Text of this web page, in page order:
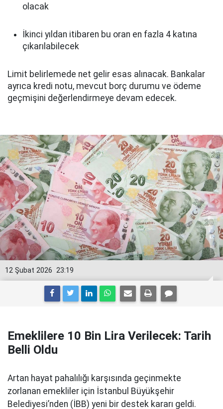
olacak
İkinci yıldan itibaren bu oran en fazla 4 katına
çıkarılabilecek
Limit belirlemede net gelir esas alınacak. Bankalar
ayrıca kredi notu, mevcut borç durumu ve ödeme
geçmişini değerlendirmeye devam edecek.
23:19
12 Şubat 2026
Emeklilere 10 Bin Lira Verilecek: Tarih
Belli Oldu
Artan hayat pahalılığı karşısında geçinmekte
zorlanan emekliler için İstanbul Büyükşehir
Belediyesi’nden (İBB) yeni bir destek kararı geldi.